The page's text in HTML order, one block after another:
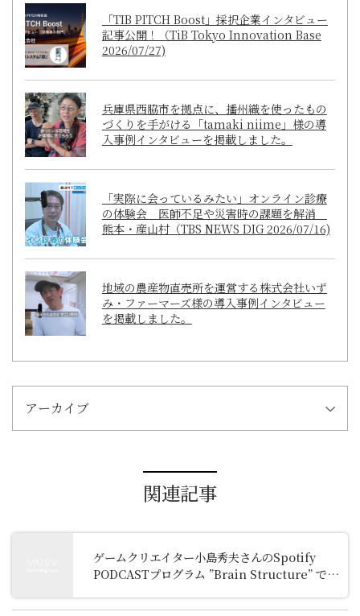
「TIB PITCH Boost」採択企業インタビュー
記事公開！（TiB Tokyo Innovation Base
2026/07/27)
兵庫県西脇市を拠点に、播州織を使ったもの
づくりを手がける「tamaki niime」様の導
入事例インタビューを掲載しました。
「実際に会っているみたい」オンライン診療
の体験会 医師不足や災害時の課題を解消
熊本・産山村（TBS NEWS DIG 2026/07/16)
地域の農産物直売所を運営する株式会社いず
み・ファーマーズ様の導入事例インタビュー
を掲載しました。
アーカイブ
関連記事
ゲームクリエイター小島秀夫さんのSpotify
PODCASTプログラム ”Brain Structure” でご